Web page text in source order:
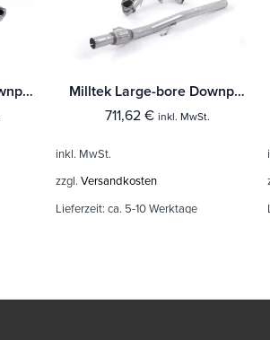
Milltek Large-bore Downpipe Audi A3 1.9 TDI 90 / 100 / 110 / 130 PS
Milltek Large-bore Downpipe und De-cat Audi A1 1.4 TFSI S line 185PS S tronic
711,62 € inkl. MwSt.
inkl. MwSt.
zzgl. Versandkosten
Lieferzeit: ca. 5-10 Werktage